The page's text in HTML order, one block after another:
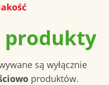
produkty
są wyłącznie
produktów.